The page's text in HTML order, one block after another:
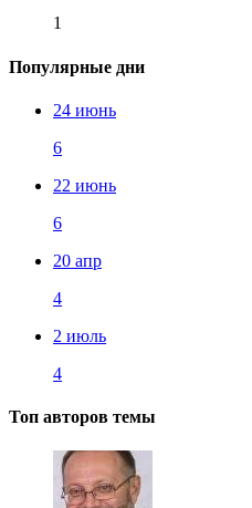
1
Популярные дни
24 июнь
6
22 июнь
6
20 апр
4
2 июль
4
Топ авторов темы